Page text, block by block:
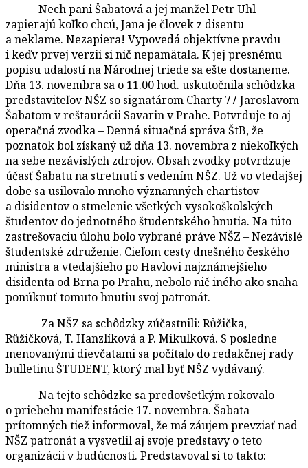
Nech pani Šabatová a jej manžel Petr Uhl
zapierajú koľko chcú, Jana je človek z disentu
a neklame. Nezapiera! Vypovedá objektívne pravdu
i keďv prvej verzii si nič nepamätala. K jej presnému
popisu udalostí na Národnej triede sa ešte dostaneme.
Dňa 13. novembra sa o 11.00 hod. uskutočnila schôdzka
predstaviteľov NŠZ so signatárom Charty 77 Jaroslavom
Šabatom v reštaurácii Savarin v Prahe. Potvrduje to aj
operačná zvodka – Denná situačná správa ŠtB, že
poznatok bol získaný už dňa 13. novembra z niekoľkých
na sebe nezávislých zdrojov. Obsah zvodky potvrdzuje
účasť Šabatu na stretnutí s vedením NŠZ. Už vo vtedajšej
dobe sa usilovalo mnoho významných chartistov
a disidentov o stmelenie všetkých vysokoškolských
študentov do jednotného študentského hnutia. Na túto
zastrešovaciu úlohu bolo vybrané práve NŠZ – Nezávislé
študentské združenie. Cieľom cesty dnešného českého
ministra a vtedajšieho po Havlovi najznámejšieho
disidenta od Brna po Prahu, nebolo nič iného ako snaha
ponúknuť tomuto hnutiu svoj patronát.
Za NŠZ sa schôdzky zúčastnili: Růžička,
Růžičková, T. Hanzlíková a P. Mikulková. S posledne
menovanými dievčatami sa počítalo do redakčnej rady
bulletinu ŠTUDENT, ktorý mal byť NŠZ vydávaný.
Na tejto schôdzke sa predovšetkým rokovalo
o priebehu manifestácie 17. novembra. Šabata
prítomných tiež informoval, že má záujem prevziať nad
NŠZ patronát a vysvetlil aj svoje predstavy o teto
organizácii v budúcnosti. Predstavoval si to takto: